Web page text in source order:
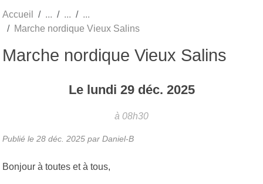
Accueil
Marche nordique Vieux Salins
Marche nordique Vieux Salins
Le lundi 29 déc. 2025
à 08h30
Publié le 28 déc. 2025 par Daniel-B
Bonjour à toutes et à tous,